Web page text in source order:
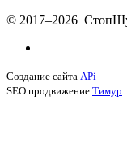
© 2017–2026
Создание сайта APi
SEO продвижение Тимур